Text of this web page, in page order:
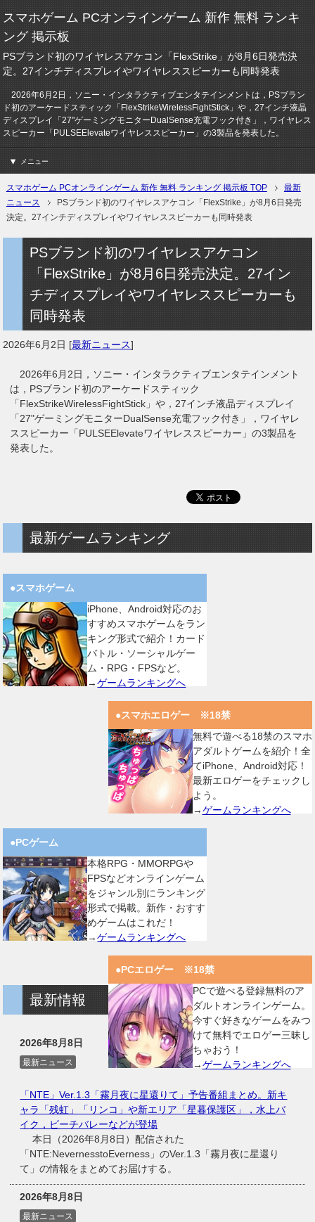
スマホゲーム PCオンラインゲーム 新作 無料 ランキ
ング 掲示板
PSブランド初のワイヤレスアケコン「FlexStrike」が8月6日発売決
定。27インチディスプレイやワイヤレススピーカーも同時発表
2026年6月2日，ソニー・インタラクティブエンタテインメントは，PSブラン
ド初のアーケードスティック「FlexStrikeWirelessFightStick」や，27インチ液晶
ディスプレイ「27"ゲーミングモニターDualSense充電フック付き」，ワイヤレス
スピーカー「PULSEElevateワイヤレススピーカー」の3製品を発表した。
メニュー
スマホゲーム PCオンラインゲーム 新作 無料 ランキング 掲示板 TOP
最新
ニュース
PSブランド初のワイヤレスアケコン「FlexStrike」が8月6日発売
決定。27インチディスプレイやワイヤレススピーカーも同時発表
PSブランド初のワイヤレスアケコン
「FlexStrike」が8月6日発売決定。27イン
チディスプレイやワイヤレススピーカーも
同時発表
2026年6月2日 [最新ニュース]
2026年6月2日，ソニー・インタラクティブエンタテインメント
は，PSブランド初のアーケードスティック
「FlexStrikeWirelessFightStick」や，27インチ液晶ディスプレイ
「27"ゲーミングモニターDualSense充電フック付き」，ワイヤレ
ススピーカー「PULSEElevateワイヤレススピーカー」の3製品を
発表した。
最新ゲームランキング
●スマホゲーム
iPhone、Android対応のお
すすめスマホゲームをラン
キング形式で紹介！カード
バトル・ソーシャルゲー
ム・RPG・FPSなど。
→ゲームランキングへ
●スマホエロゲー ※18禁
無料で遊べる18禁のスマホ
アダルトゲームを紹介！全
てiPhone、Android対応！
最新エロゲーをチェックし
よう。
→ゲームランキングへ
●PCゲーム
本格RPG・MMORPGや
FPSなどオンラインゲーム
をジャンル別にランキング
形式で掲載。新作・おすす
めゲームはこれだ！
→ゲームランキングへ
●PCエロゲー ※18禁
PCで遊べる登録無料のア
ダルトオンラインゲーム。
今すぐ好きなゲームをみつ
けて無料でエロゲー三昧し
ちゃおう！
→ゲームランキングへ
最新情報
2026年8月8日
最新ニュース
「NTE」Ver.1.3「霧月夜に星還りて」予告番組まとめ。新キ
ャラ「残虹」「リンコ」や新エリア「星暮保護区」，水上バ
イク，ビーチバレーなどが登場
本日（2026年8月8日）配信された
「NTE:NevernesstoEverness」のVer.1.3「霧月夜に星還り
て」の情報をまとめてお届けする。
2026年8月8日
最新ニュース